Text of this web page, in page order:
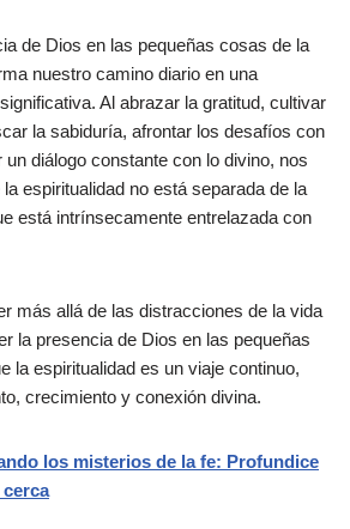
de Dios en las pequeñas cosas de la
nuestro camino diario en una
Al abrazar la gratitud, cultivar
la sabiduría, afrontar los desafíos con
diálogo constante con lo divino, nos
espiritualidad no está separada de la
está intrínsecamente entrelazada con
más allá de las distracciones de la vida
la presencia de Dios en las pequeñas
la espiritualidad es un viaje continuo,
crecimiento y conexión divina.
los misterios de la fe: Profundice